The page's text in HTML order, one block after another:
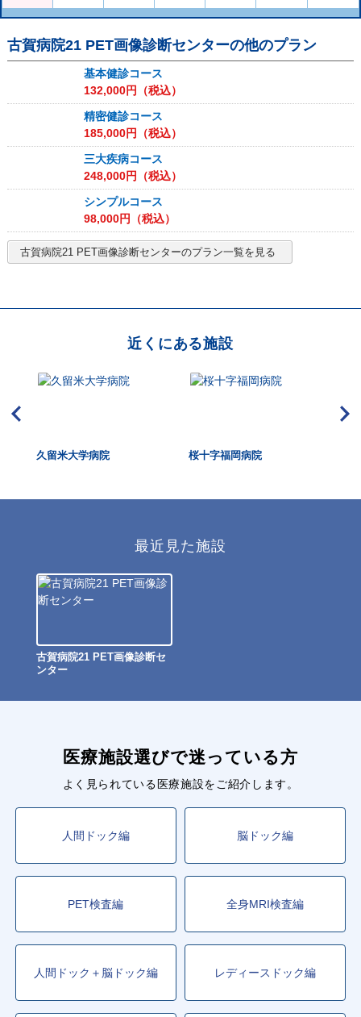
古賀病院21 PET画像診断センターの他のプラン
基本健診コース
132,000円（税込）
精密健診コース
185,000円（税込）
三大疾病コース
248,000円（税込）
シンプルコース
98,000円（税込）
古賀病院21 PET画像診断センターのプラン一覧を見る
近くにある施設
久留米大学病院 桜十字福岡病院
最近見た施設
古賀病院21 PET画像診断セ
ンター
医療施設選びで迷っている方
よく見られている医療施設をご紹介します。
人間ドック編 脳ドック編
PET検査編 全身MRI検査編
人間ドック＋脳ドック編 レディースドック編